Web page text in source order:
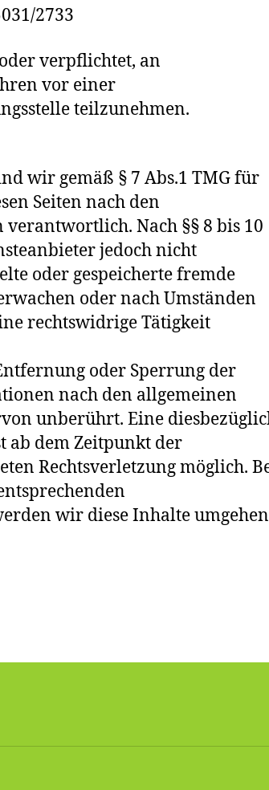
2733
verpflichtet, an
vor einer
teilzunehmen.
wir gemäß § 7 Abs.1 TMG für
Seiten nach den
verantwortlich. Nach §§ 8 bis 10
jedoch nicht
oder gespeicherte fremde
oder nach Umständen
rechtswidrige Tätigkeit
oder Sperrung der
nach den allgemeinen
unberührt. Eine
ab dem Zeitpunkt der
Rechtsverletzung möglich.
wir diese Inhalte